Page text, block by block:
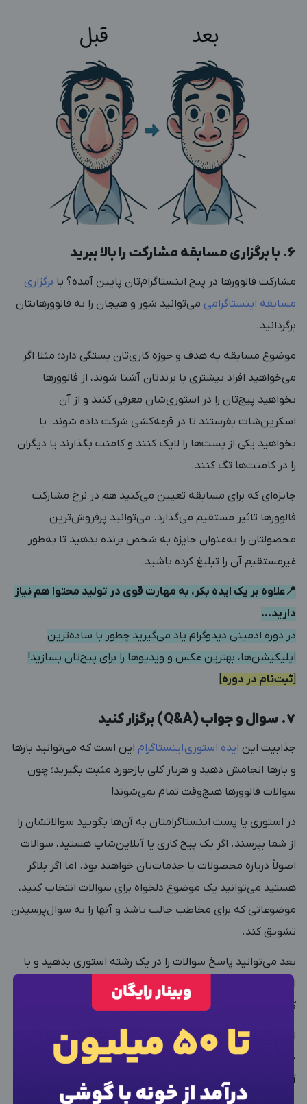
۶. با برگزاری مسابقه مشارکت را بالا ببرید
مشارکت فالوورها در پیج اینستاگرام‌تان پایین آمده؟ با برگزاری
مسابقه اینستاگرامی می‌توانید شور و هیجان را به فالوورهایتان
برگردانید.
موضوع مسابقه به هدف و حوزه کاری‌تان بستگی دارد؛ مثلا اگر
می‌خواهید افراد بیشتری با برندتان آشنا شوند، از فالوورها
بخواهید پیج‌تان را در استوری‌شان معرفی کنند و از آن
اسکرین‌شات بفرستند تا در قرعه‌کشی شرکت داده شوند. یا
بخواهید یکی از پست‌ها را لایک کنند و کامنت بگذارند یا دیگران
را در کامنت‌ها تگ کنند.
جایزه‌ای که برای مسابقه تعیین می‌کنید هم در نرخ مشارکت
فالوورها تاثیر مستقیم می‌گذارد. می‌توانید پرفروش‌ترین
محصولتان را به‌عنوان جایزه به شخص برنده بدهید تا به‌طور
غیرمستقیم آن را تبلیغ کرده باشید.
📍علاوه بر یک ایده بکر، به مهارت قوی در تولید محتوا هم نیاز
دارید…
در دوره ادمینی دیدوگرام یاد می‌گیرید چطور با ساده‌ترین
اپلیکیشن‌ها،‌ بهترین عکس و ویدیو‌ها را برای پیج‌تان بسازید!
[ثبت‌نام در دوره]
جذابیت این ایده استوری اینستاگرام این است که می‌توانید بارها
و بارها انجامش دهید و هربار کلی بازخورد مثبت بگیرید؛ چون
سوالات فالوورها هیچ‌وقت تمام نمی‌شوند!
در استوری یا پست اینستاگرامتان به آن‌ها بگویید سوالاتشان را
از شما بپرسند. اگر یک پیج کاری یا آنلاین‌شاپ هستید، سوالات
اصولاً درباره محصولات یا خدمات‌تان خواهند بود. اما اگر بلاگر
هستید می‌توانید یک موضوع دلخواه برای سوالات انتخاب کنید،
موضوعاتی که برای مخاطب جالب باشد و آنها را به سوال‌پرسیدن
تشویق کند.
بعد می‌توانید پاسخ سوالات را در یک رشته استوری بدهید و با
انتخاب تصاویر پس‌زمینه جالب و مرتبط، مخاطب را ترغیب کنید
که تا پایان استوری‌ها را بخواند.
ادمین‌هایی که این ایده را به کار گرفته‌اند می‌دانند که سوال و
جواب، یکی از بهترین راه‌ها برای تعامل با مخاطبان و جلب اعتماد
آن‌هاست.
ورود به حساب کاربری
بعد از ثبت شماره کد برای شما پیامک خواهد شد